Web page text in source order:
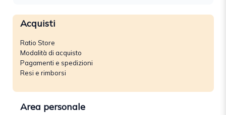
Acquisti
Ratio Store
Modalità di acquisto
Pagamenti e spedizioni
Resi e rimborsi
Area personale